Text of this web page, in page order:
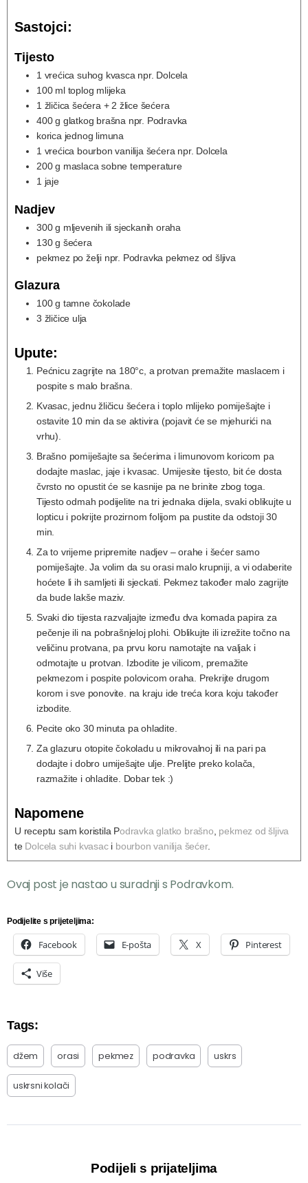
Sastojci:
Tijesto
1 vrećicasuhog kvasca npr. Dolcela
100 ml toplog mlijeka
1 žličicašećera + 2 žlice šećera
400 g glatkog brašna npr. Podravka
korica jednog limuna
1 vrećica bourbon vanilija šećera npr. Dolcela
200 g maslaca sobne temperature
1 jaje
Nadjev
300 g mljevenih ili sjeckanih oraha
130 g šećera
pekmez po želji npr. Podravka pekmez od šljiva
Glazura
100 g tamne čokolade
3 žličice ulja
Upute:
Pećnicu zagrijte na 180°c, a protvan premažite maslacem i
pospite s malo brašna.
Kvasac, jednu žličicu šećera i toplo mlijeko pomiješajte i
ostavite 10 min da se aktivira (pojavit će se mjehurići na
vrhu).
Brašno pomiješajte sa šećerima i limunovom koricom pa
dodajte maslac, jaje i kvasac. Umijesite tijesto, bit će dosta
čvrsto no opustit će se kasnije pa ne brinite zbog toga.
Tijesto odmah podijelite na tri jednaka dijela, svaki oblikujte u
lopticu i pokrijte prozirnom folijom pa pustite da odstoji 30
min.
Za to vrijeme pripremite nadjev – orahe i šećer samo
pomiješajte. Ja volim da su orasi malo krupniji, a vi odaberite
hoćete li ih samljeti ili sjeckati. Pekmez također malo zagrijte
da bude lakše maziv.
Svaki dio tijesta razvaljajte između dva komada papira za
pečenje ili na pobrašnjeloj plohi. Oblikujte ili izrežite točno na
veličinu protvana, pa prvu koru namotajte na valjak i
odmotajte u protvan. Izbodite je vilicom, premažite
pekmezom i pospite polovicom oraha. Prekrijte drugom
korom i sve ponovite. na kraju ide treća kora koju također
izbodite.
Pecite oko 30 minuta pa ohladite.
Za glazuru otopite čokoladu u mikrovalnoj ili na pari pa
dodajte i dobro umiješajte ulje. Prelijte preko kolača,
razmažite i ohladite. Dobar tek :)
Napomene
U receptu sam koristila Podravka glatko brašno, pekmez od šljiva
te Dolcela suhi kvasaci bourbon vanilija šećer.
Ovaj post je nastao u suradnji s Podravkom.
Podijelite s prijeteljima:
Facebook E-pošta X Pinterest
Više
Tags:
džem orasi pekmez podravka uskrs
uskrsni kolači
Podijeli s prijateljima